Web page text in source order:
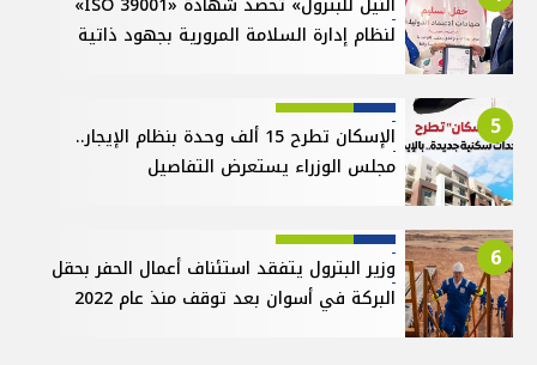
لنظام إدارة السلامة المرورية بجهود ذاتية
5
الإسكان تطرح 15 ألف وحدة بنظام الإيجار..
مجلس الوزراء يستعرض التفاصيل
6
وزير البترول يتفقد استئناف أعمال الحفر بحقل
البركة في أسوان بعد توقف منذ عام 2022